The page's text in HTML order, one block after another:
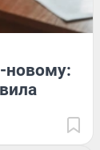
новому: